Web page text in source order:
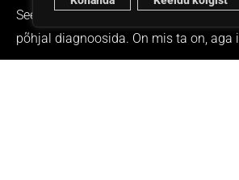
See kõik tundus mulle hirmus
põhjal diagnoosida. On mis ta on, aga